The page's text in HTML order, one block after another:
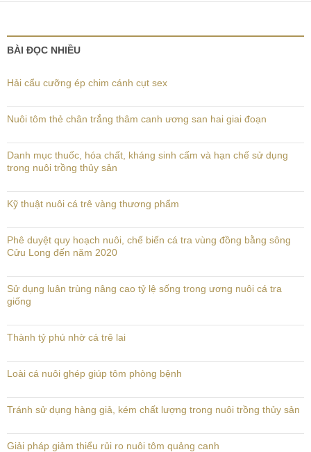
BÀI ĐỌC NHIỀU
Hải cẩu cưỡng ép chim cánh cụt sex
Nuôi tôm thẻ chân trắng thâm canh ương san hai giai đoạn
Danh mục thuốc, hóa chất, kháng sinh cấm và hạn chế sử dụng
trong nuôi trồng thủy sản
Kỹ thuật nuôi cá trê vàng thương phẩm
Phê duyệt quy hoạch nuôi, chế biến cá tra vùng đồng bằng sông
Cửu Long đến năm 2020
Sử dụng luân trùng nâng cao tỷ lệ sống trong ương nuôi cá tra
giống
Thành tỷ phú nhờ cá trê lai
Loài cá nuôi ghép giúp tôm phòng bệnh
Tránh sử dụng hàng giả, kém chất lượng trong nuôi trồng thủy sản
Giải pháp giảm thiểu rủi ro nuôi tôm quảng canh